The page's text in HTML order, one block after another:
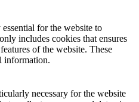
for the website to
includes cookies that ensures
of the website. These
information.
necessary for the website